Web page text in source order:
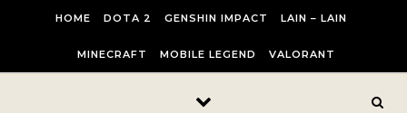
HOME DOTA 2 GENSHIN IMPACT LAIN – LAIN
MINECRAFT MOBILE LEGEND VALORANT